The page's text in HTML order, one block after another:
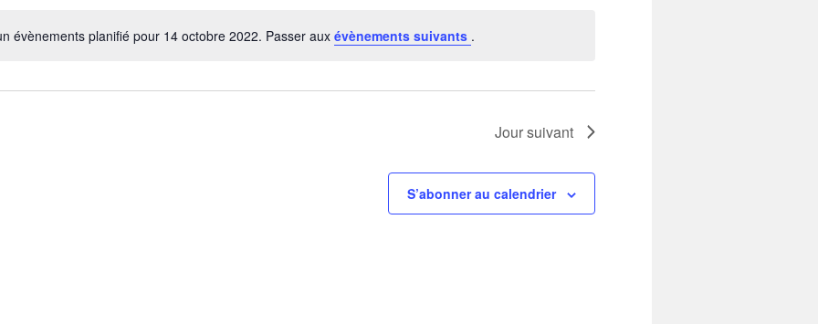
Notice
évènements planifié pour 14 octobre 2022. Passer aux évènements suivants .
Jour suivant
S’abonner au calendrier